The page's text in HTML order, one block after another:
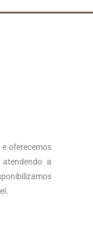
oferecemos
atendendo a